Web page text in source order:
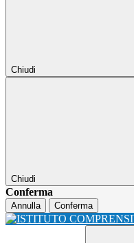
Chiudi
Chiudi
Conferma
Annulla Conferma